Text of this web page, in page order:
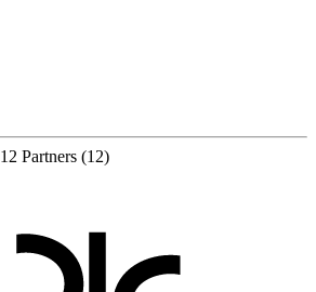
12 Partners (12)